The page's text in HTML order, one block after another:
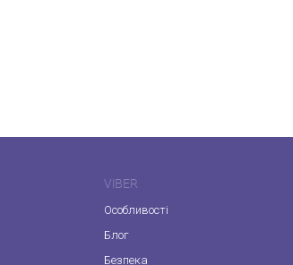
VIBER
Особливості
Блог
Безпека